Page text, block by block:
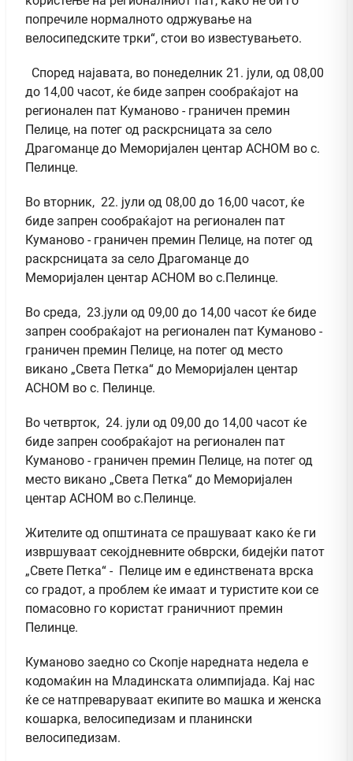
попречиле нормалното одржување на
велосипедските трки“, стои во известувањето.
Според најавата, во понеделник 21. јули, од 08,00
до 14,00 часот, ќе биде запрен сообраќајот на
регионален пат Куманово - граничен премин
Пелице, на потег од раскрсницата за село
Драгоманце до Меморијален центар АСНОМ во с.
Пелинце.
Во вторник, 22. јули од 08,00 до 16,00 часот, ќе
биде запрен сообраќајот на регионален пат
Куманово - граничен премин Пелице, на потег од
раскрсницата за село Драгоманце до
Меморијален центар АСНОМ во с.Пелинце.
Во среда, 23.јули од 09,00 до 14,00 часот ќе биде
запрен сообраќајот на регионален пат Куманово -
граничен премин Пелице, на потег од место
викано „Света Петка“ до Меморијален центар
АСНОМ во с. Пелинце.
Во четврток, 24. јули од 09,00 до 14,00 часот ќе
биде запрен сообраќајот на регионален пат
Куманово - граничен премин Пелице, на потег од
место викано „Света Петка“ до Меморијален
центар АСНОМ во с.Пелинце.
Жителите од општината се прашуваат како ќе ги
извршуваат секојдневните обврски, бидејќи патот
„Свете Петка“ - Пелице им е единствената врска
со градот, а проблем ќе имаат и туристите кои се
помасовно го користат граничниот премин
Пелинце.
Куманово заедно со Скопје наредната недела е
кодомаќин на Младинската олимпијада. Кај нас
ќе се натпреваруваат екипите во машка и женска
кошарка, велосипедизам и планински
велосипедизам.